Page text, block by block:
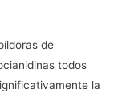
de
todos
la